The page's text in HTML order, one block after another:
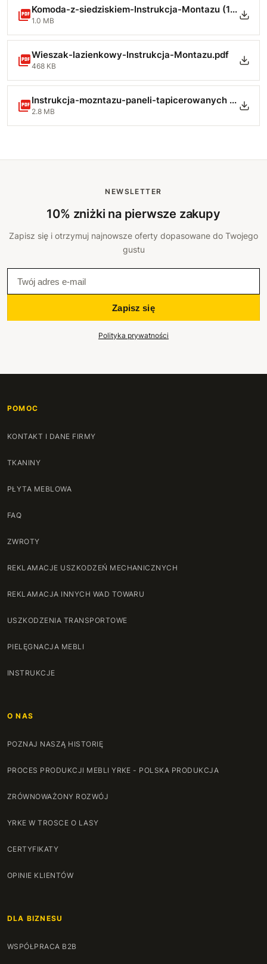
Komoda-z-siedziskiem-Instrukcja-Montazu (1).pdf
1.0 MB
Wieszak-lazienkowy-Instrukcja-Montazu.pdf
468 KB
Instrukcja-mozntazu-paneli-tapicerowanych (1).pdf
2.8 MB
NEWSLETTER
10% zniżki na pierwsze zakupy
Zapisz się i otrzymuj najnowsze oferty dopasowane do Twojego
gustu
Zapisz się
Polityka prywatności
POMOC
KONTAKT I DANE FIRMY
TKANINY
PŁYTA MEBLOWA
FAQ
ZWROTY
REKLAMACJE USZKODZEŃ MECHANICZNYCH
REKLAMACJA INNYCH WAD TOWARU
USZKODZENIA TRANSPORTOWE
PIELĘGNACJA MEBLI
INSTRUKCJE
O NAS
POZNAJ NASZĄ HISTORIĘ
PROCES PRODUKCJI MEBLI YRKE - POLSKA PRODUKCJA
ZRÓWNOWAŻONY ROZWÓJ
YRKE W TROSCE O LASY
CERTYFIKATY
OPINIE KLIENTÓW
DLA BIZNESU
WSPÓŁPRACA B2B